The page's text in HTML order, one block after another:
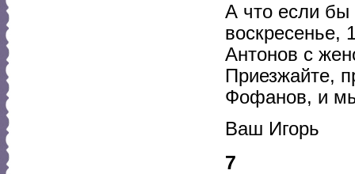
А что если бы
воскресенье,
Антонов с
Приезжайте,
Фофанов, и мы
Ваш Игорь
7